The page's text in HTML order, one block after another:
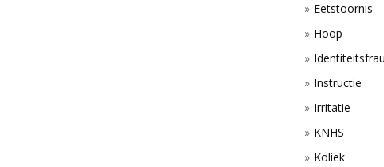
Eetstoornis
Hoop
Instructie
Irritatie
KNHS
Koliek